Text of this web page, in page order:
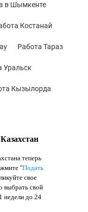
теперь
"Подать
свое
выбрать свой
недели до 24
в Шымкенте
Костанай
Работа Тараз
Уральск
Кызылорда